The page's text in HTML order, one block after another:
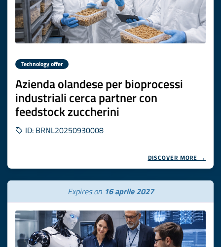
Technology offer
Azienda olandese per bioprocessi
industriali cerca partner con
feedstock zuccherini
ID: BRNL20250930008
DISCOVER MORE →
Expires on 16 aprile 2027